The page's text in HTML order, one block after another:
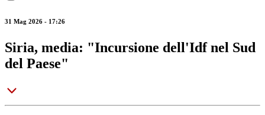
31 Mag 2026 - 17:26
Siria, media: "Incursione dell'Idf nel Sud
del Paese"